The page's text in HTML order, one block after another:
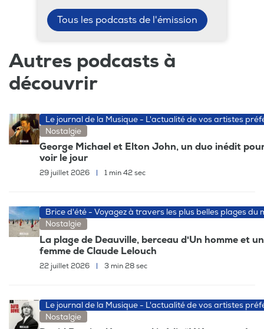
Tous les podcasts de l'émission
Autres podcasts à
découvrir
Le journal de la Musique - L'actualité de vos artistes
Nostalgie
George Michael et Elton John, un duo inédit
voir le jour
29 juillet 2026 1 min 42 sec
Brice d'été - Voyagez à travers les plus belles plages du
Nostalgie
La plage de Deauville, berceau d'Un homme et
femme de Claude Lelouch
22 juillet 2026 | 3 min 28 sec
Le journal de la Musique - L'actualité de vos artistes
Nostalgie